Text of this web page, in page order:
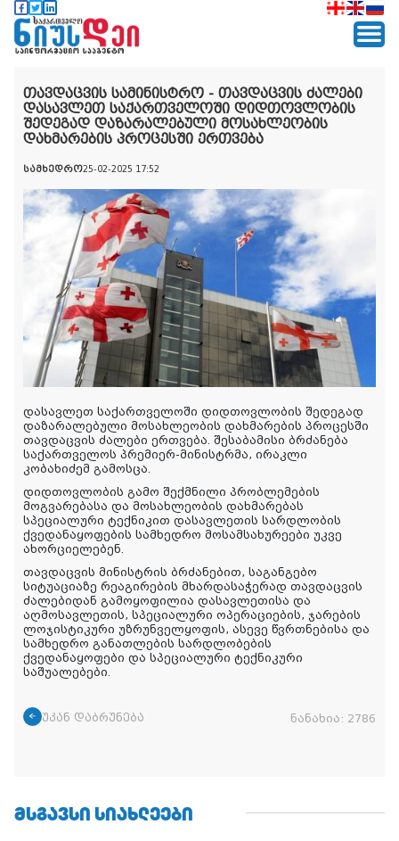
თავდაცვის სამინისტრო - თავდაცვის ძალები
დასავლეთ საქართველოში დიდთოვლობის
შედეგად დაზარალებული მოსახლეობის
დახმარების პროცესში ერთვება
სამხედრო25-02-2025 17:52
დასავლეთ საქართველოში დიდთოვლობის შედეგად
დაზარალებული მოსახლეობის დახმარების პროცესში
თავდაცვის ძალები ერთვება. შესაბამისი ბრძანება
საქართველოს პრემიერ-მინისტრმა, ირაკლი
კობახიძემ გამოსცა.
დიდთოვლობის გამო შექმნილი პრობლემების
მოგვარებასა და მოსახლეობის დახმარებას
სპეციალური ტექნიკით დასავლეთის სარდლობის
ქვედანაყოფების სამხედრო მოსამსახურეები უკვე
ახორციელებენ.
თავდაცვის მინისტრის ბრძანებით, საგანგებო
სიტუაციაზე რეაგირების მხარდასაჭერად თავდაცვის
ძალებიდან გამოყოფილია დასავლეთისა და
აღმოსავლეთის, სპეციალური ოპერაციების, ჯარების
ლოჯისტიკური უზრუნველყოფის, ასევე წვრთნებისა და
სამხედრო განათლების სარდლობების
ქვედანაყოფები და სპეციალური ტექნიკური
საშუალებები.
უკან დაბრუნება ნანახია: 2786
ᲛᲡᲒᲐᲕᲡᲘ ᲡᲘᲐᲮᲚᲔᲔᲑᲘ